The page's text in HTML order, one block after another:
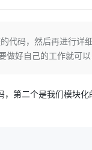
代码，然后再进行详
做好自己的工作就可以
第二个是我们模块
智能体时代全能
能看、能想、能
人工智能平台
一站式AI开发、
快速拥有专属
免费试用
最高领取价值
Tuya 物联网平
蓝凌 OA
畅捷通
Consulting
AI 大模型销售
短信专区
研究报告与白
AI 算法大赛